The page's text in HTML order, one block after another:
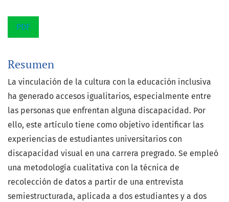
PDF
Resumen
La vinculación de la cultura con la educación inclusiva
ha generado accesos igualitarios, especialmente entre
las personas que enfrentan alguna discapacidad. Por
ello, este artículo tiene como objetivo identificar las
experiencias de estudiantes universitarios con
discapacidad visual en una carrera pregrado. Se empleó
una metodología cualitativa con la técnica de
recolección de datos a partir de una entrevista
semiestructurada, aplicada a dos estudiantes y a dos